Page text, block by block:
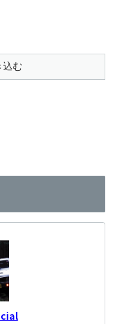
込む